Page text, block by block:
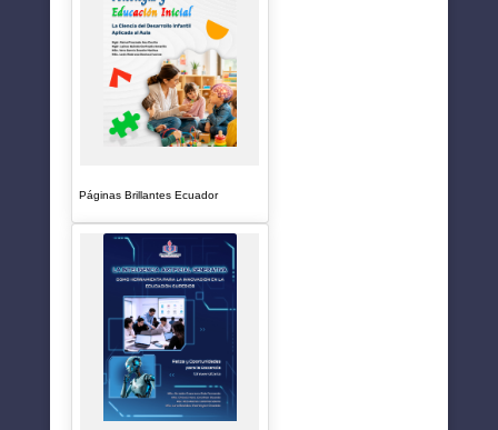
Páginas Brillantes Ecuador